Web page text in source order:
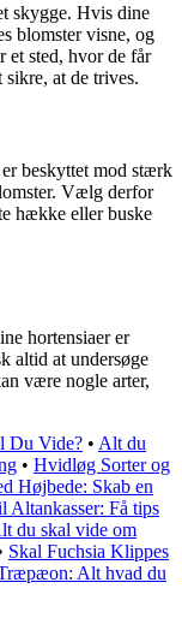
skygge. Hvis dine
blomster visne, og
et sted, hvor de får
at de trives.
beskyttet mod stærk
Vælg derfor
hække eller buske
hortensiaer er
altid at undersøge
være nogle arter,
Du Vide? • Alt du
• Hvidløg Sorter og
Højbede: Skab en
Altankasser: Få tips
du skal vide om
Skal Fuchsia Klippes
Alt hvad du